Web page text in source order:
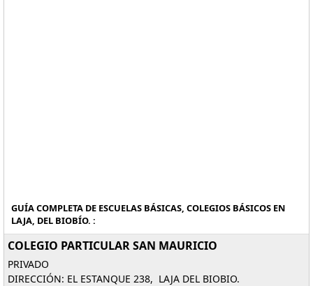
GUÍA COMPLETA DE ESCUELAS BÁSICAS, COLEGIOS BÁSICOS EN
LAJA, DEL BIOBÍO. :
COLEGIO PARTICULAR SAN MAURICIO
PRIVADO
DIRECCIÓN: EL ESTANQUE 238, LAJA DEL BIOBIO.